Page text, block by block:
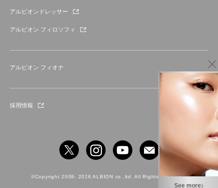
See more
アルビオンドレッサー
アルビオン フィロソフィ
アルビオン フィオナ
採用情報
©Copyright 2008- 2026 ALBION co.,ltd. All Rights Reserved.